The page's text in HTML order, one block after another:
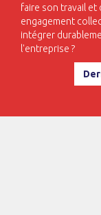
faire son travail et
engagement
intégrer
l'entreprise ?